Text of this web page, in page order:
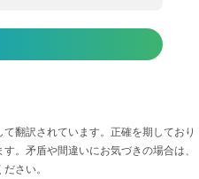
翻訳されています。正確を期しており
。矛盾や間違いにお気づきの場合は、
さい。